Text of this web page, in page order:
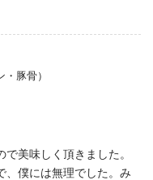
豚骨）
美味しく頂きました。
、僕には無理でした。み